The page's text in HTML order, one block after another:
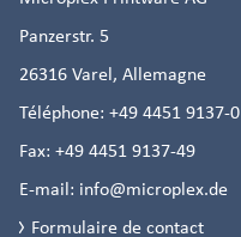
Panzerstr. 5
26316 Varel, Allemagne
Téléphone: +49 4451 9137-0
Fax: +49 4451 9137-49
E-mail: info@microplex.de
Formulaire de contact